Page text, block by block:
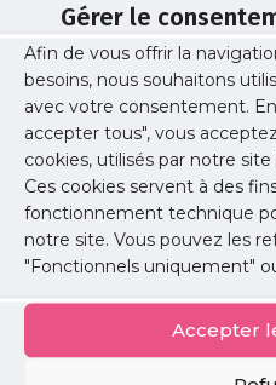
Gérer le
Afin de vous offrir la
besoins, nous souhaitons
avec votre consentement.
accepter tous", vous
cookies, utilisés par notre
Ces cookies servent à des
fonctionnement technique
notre site. Vous pouvez les
"Fonctionnels uniquement"
Accepter
demographie-
2023
Publié le : 6 juin 2023
Partager cet article :